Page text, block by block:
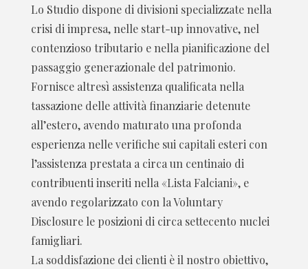
Lo Studio dispone di divisioni specializzate nella
crisi di impresa, nelle start-up innovative, nel
contenzioso tributario e nella pianificazione del
passaggio generazionale del patrimonio.
Fornisce altresì assistenza qualificata nella
tassazione delle attività finanziarie detenute
all’estero, avendo maturato una profonda
esperienza nelle verifiche sui capitali esteri con
l’assistenza prestata a circa un centinaio di
contribuenti inseriti nella «Lista Falciani», e
avendo regolarizzato con la Voluntary
Disclosure le posizioni di circa settecento nuclei
famigliari.
La soddisfazione dei clienti è il nostro obiettivo,